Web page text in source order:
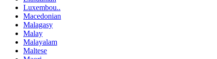
Luxembou..
Macedonian
Malagasy
Malay
Malayalam
Maltese